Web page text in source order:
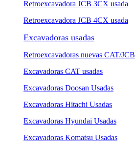
Retroexcavadora JCB 3CX usada
Retroexcavadora JCB 4CX usada
Excavadoras usadas
Retroexcavadoras nuevas CAT/JCB
Excavadoras CAT usadas
Excavadoras Doosan Usadas
Excavadoras Hitachi Usadas
Excavadoras Hyundai Usadas
Excavadoras Komatsu Usadas